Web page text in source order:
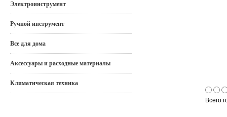
Всего
Электроинструмент
Ручной инструмент
Все для дома
Аксессуары и расходные материалы
Климатическая техника